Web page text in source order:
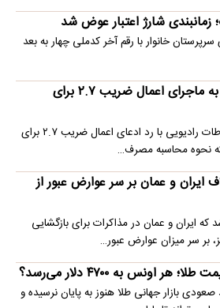
زمانبندی‌ شارژ اعتبار عوض شد
سرپرستان خانوار با رقم آخر کدملی چهار به بعد
اولین واکنش رسمی به ماجرای اعمال ضریب ۲.۷ برای
سازمان تنظیم مقررات و ارتباطات رادیویی با رد ادعای اعمال ضریب ۲.۷ برای
که نحوه محاسبه مصرف…
ایران و عمان بر سر عوارض عبور از
ایران و عمان در مذاکرات برای بازگشایی
بر سر میزان عوارض عبور…
اونس به ۴۷۰۰ دلار می‌رسد؟
بازار جهانی طلا هنوز به پایان نرسیده و